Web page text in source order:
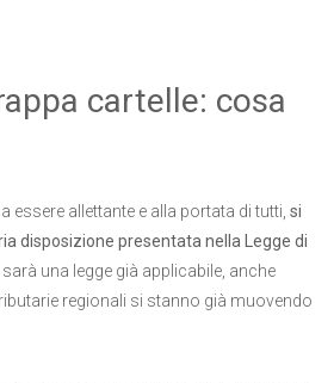
cartelle: cosa
essere allettante e alla portata di tutti, si
disposizione presentata nella Legge di
sarà una legge già applicabile, anche
regionali si stanno già muovendo